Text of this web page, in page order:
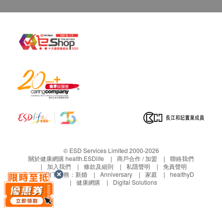
© ESD Services Limited 2000-2026
關於健康網購 health.ESDlife
商戶合作 / 加盟
聯絡我們
加入我們
條款及細則 私隱聲明
免責聲明
生活易旗下業務： 新婚 Anniversary 家庭
healthyD
健康網購
Digital Solutions